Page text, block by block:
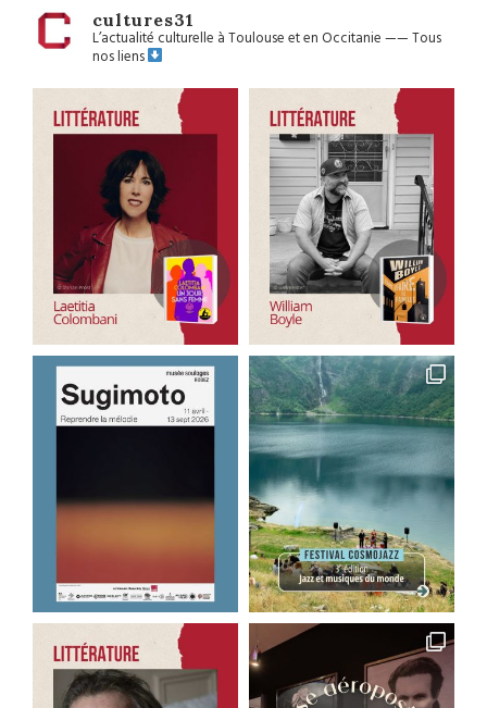
cultures31
L’actualité culturelle à Toulouse et en Occitanie——Tous
nos liens